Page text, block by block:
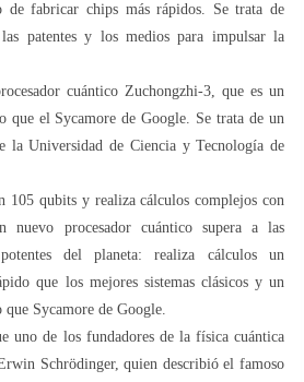
fabricar chips más rápidos. Se trata de
patentes y los medios para impulsar la
cuántico Zuchongzhi-3, que es un
que el Sycamore de Google. Se trata de un
la Universidad de Ciencia y Tecnología de
105 qubits y realiza cálculos complejos con
nuevo procesador cuántico supera a las
potentes del planeta: realiza cálculos un
que los mejores sistemas clásicos y un
Sycamore de Google.
uno de los fundadores de la física cuántica
Schrödinger, quien describió el famoso